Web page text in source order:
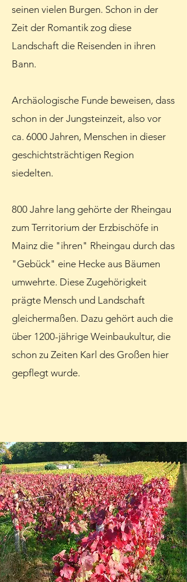
seinen vielen Burgen. Schon in der
Zeit der Romantik zog diese
Landschaft die Reisenden in ihren
Bann.
Archäologische Funde beweisen, dass
schon in der Jungsteinzeit, also vor
ca. 6000 Jahren, Menschen in dieser
geschichtsträchtigen Region
siedelten.
800 Jahre lang gehörte der Rheingau
zum Territorium der Erzbischöfe in
Mainz die "ihren" Rheingau durch das
"Gebück" eine Hecke aus Bäumen
umwehrte. Diese Zugehörigkeit
prägte Mensch und Landschaft
gleichermaßen. Dazu gehört auch die
über 1200-jährige Weinbaukultur, die
schon zu Zeiten Karl des Großen hier
gepflegt wurde.